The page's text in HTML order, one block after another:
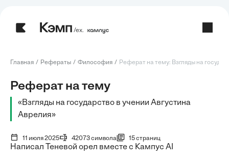
/ех.
Главная Рефераты Философия Реферат на тему: Взгляды на
Реферат на тему
«Взгляды на государство в учении Августина
Аврелия»
11 июля 2025 42073 символа 15 страниц
Написал Теневой орел вместе с Кампус AI